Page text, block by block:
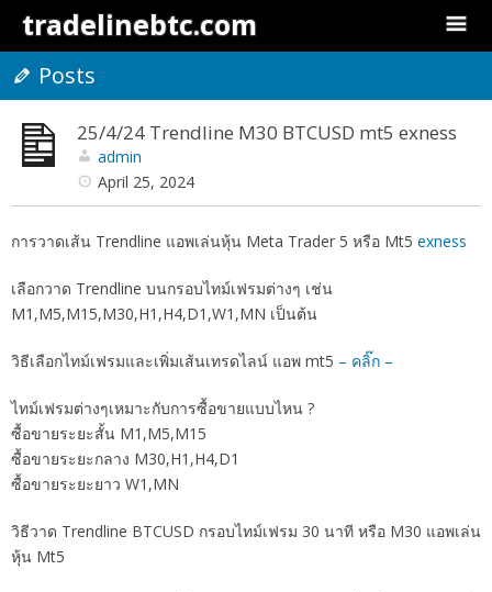
tradelinebtc.com
Posts
25/4/24 Trendline M30 BTCUSD mt5 exness
admin
April 25, 2024
การวาดเส้น Trendline แอพเล่นหุ้น Meta Trader 5 หรือ Mt5 exness
เลือกวาด Trendline บนกรอบไทม์เฟรมต่างๆ เช่น
M1,M5,M15,M30,H1,H4,D1,W1,MN เป็นต้น
วิธีเลือกไทม์เฟรมและเพิ่มเส้นเทรดไลน์ แอพ mt5 – คลิ๊ก –
ไทม์เฟรมต่างๆเหมาะกับการซื้อขายแบบไหน ?
ซื้อขายระยะสั้น M1,M5,M15
ซื้อขายระยะกลาง M30,H1,H4,D1
ซื้อขายระยะยาว W1,MN
วิธีวาด Trendline BTCUSD กรอบไทม์เฟรม 30 นาที หรือ M30 แอพเล่น
หุ้น Mt5